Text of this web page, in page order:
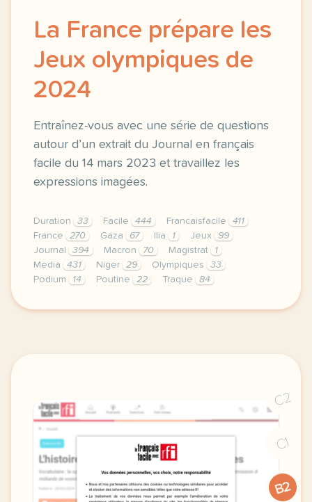
La France prépare les
Jeux olympiques de
2024
Entraînez-vous avec une série de questions
autour d’un extrait du Journal en français
facile du 14 mars 2023 et travaillez les
expressions imagées.
Duration 33 Facile 444 Francaisfacile
411
France
270 Gaza 67 Ilia 1 Jeux
99
Journal
394 Macron 70 Magistrat
1
Media
431 Niger 29 Olympiques
33
Podium
14 Poutine 22 Traque 84
exercice b2 la france prepare les jeux
C2
C1
B2